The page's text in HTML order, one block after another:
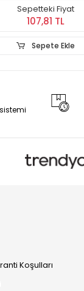
Sepetteki Fiyat
136,52 TL
Sepete Ekle
Koşulları